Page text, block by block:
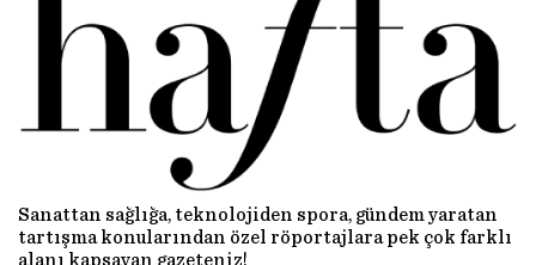
Sanattan sağlığa, teknolojiden spora, gündem yaratan
tartışma konularından özel röportajlara pek çok farklı
alanı kapsayan gazeteniz!